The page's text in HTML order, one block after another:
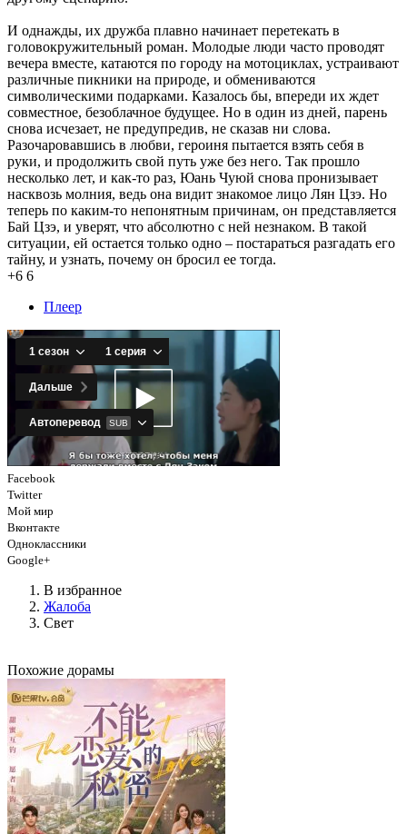
И однажды, их дружба плавно начинает перетекать в
головокружительный роман. Молодые люди часто проводят
вечера вместе, катаются по городу на мотоциклах, устраивают
различные пикники на природе, и обмениваются
символическими подарками. Казалось бы, впереди их ждет
совместное, безоблачное будущее. Но в один из дней, парень
снова исчезает, не предупредив, не сказав ни слова.
Разочаровавшись в любви, героиня пытается взять себя в
руки, и продолжить свой путь уже без него. Так прошло
несколько лет, и как-то раз, Юань Чуюй снова пронизывает
насквозь молния, ведь она видит знакомое лицо Лян Цзэ. Но
теперь по каким-то непонятным причинам, он представляется
Бай Цзэ, и уверят, что абсолютно с ней незнаком. В такой
ситуации, ей остается только одно – постараться разгадать его
тайну, и узнать, почему он бросил ее тогда.
+6 6
Плеер
Facebook
Twitter
Мой мир
Вконтакте
Одноклассники
Google+
В избранное
Жалоба
Свет
Похожие дорамы